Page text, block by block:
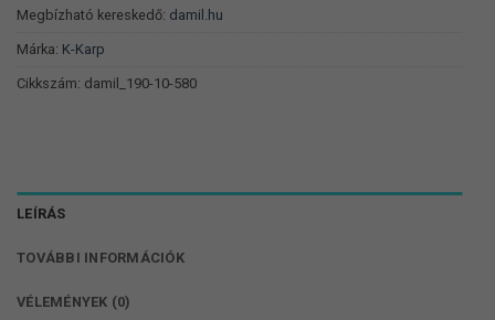
Megbízható kereskedő: damil.hu
Márka: K-Karp
Cikkszám: damil_190-10-580
LEÍRÁS
TOVÁBBI INFORMÁCIÓK
VÉLEMÉNYEK (0)